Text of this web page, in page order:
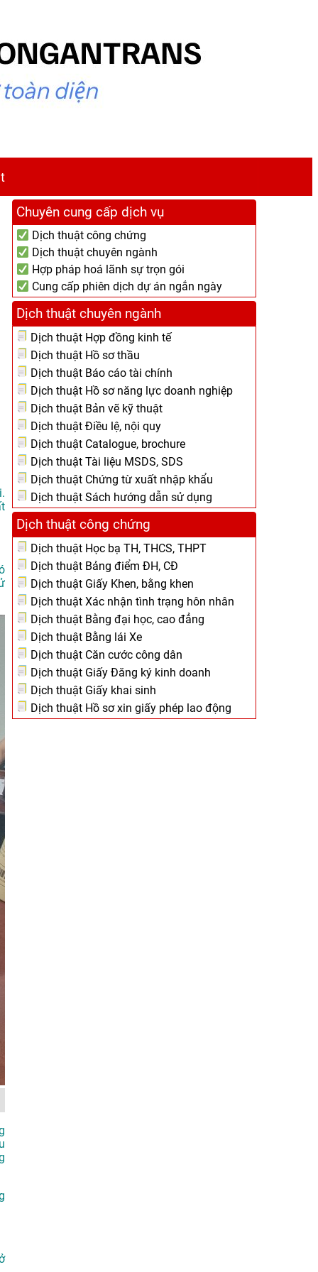
Chuyên cung cấp dịch vụ
Dịch thuật công chứng
Dịch thuật chuyên ngành
Hợp pháp hoá lãnh sự trọn gói
Cung cấp phiên dịch dự án ngắn ngày
Dịch thuật chuyên ngành
Dịch thuật Hợp đồng kinh tế
Dịch thuật Hồ sơ thầu
Dịch thuật Báo cáo tài chính
Dịch thuật Hồ sơ năng lực doanh nghiệp
Dịch thuật Bản vẽ kỹ thuật
Dịch thuật Điều lệ, nội quy
Dịch thuật Catalogue, brochure
Dịch thuật Tài liệu MSDS, SDS
Dịch thuật Chứng từ xuất nhập khẩu
Dịch thuật Sách hướng dẫn sử dụng
Dịch thuật công chứng
Dịch thuật Học bạ TH, THCS, THPT
Dịch thuật Bảng điểm ĐH, CĐ
Dịch thuật Giấy Khen, bằng khen
Dịch thuật Xác nhận tình trạng hôn nhân
Dịch thuật Bằng đại học, cao đẳng
Dịch thuật Bằng lái Xe
Dịch thuật Căn cước công dân
Dịch thuật Giấy Đăng ký kinh doanh
Dịch thuật Giấy khai sinh
Dịch thuật Hồ sơ xin giấy phép lao động